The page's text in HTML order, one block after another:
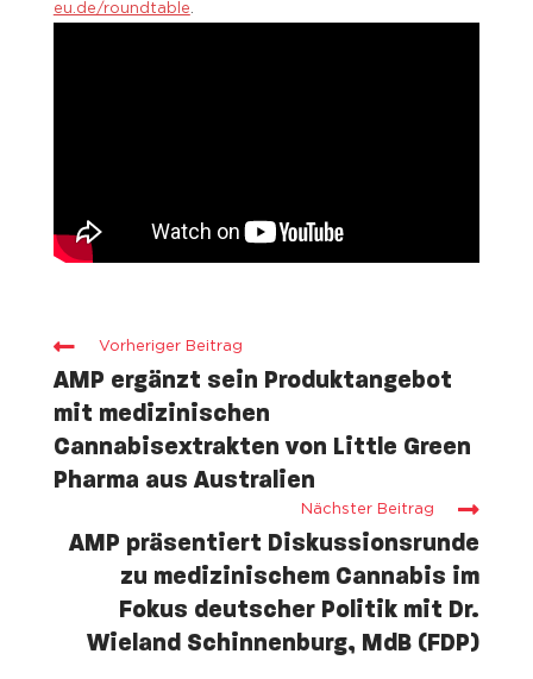
eu.de/roundtable.
Vorheriger Beitrag
AMP ergänzt sein Produktangebot
mit medizinischen
Cannabisextrakten von Little Green
Pharma aus Australien
Nächster Beitrag
AMP präsentiert Diskussionsrunde
zu medizinischem Cannabis im
Fokus deutscher Politik mit Dr.
Wieland Schinnenburg, MdB (FDP)